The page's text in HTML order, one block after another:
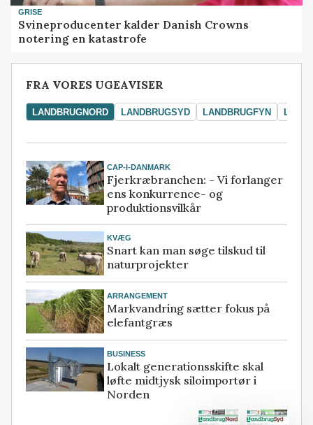
GRISE
Svineproducenter kalder Danish Crowns
notering en katastrofe
FRA VORES UGEAVISER
LANDBRUGNORD LANDBRUGSYD LANDBRUGFYN
CAP-I-DANMARK
Fjerkræbranchen: - Vi forlanger
ens konkurrence- og
produktionsvilkår
KVÆG
Snart kan man søge tilskud til
naturprojekter
ARRANGEMENT
Markvandring sætter fokus på
elefantgræs
BUSINESS
Lokalt generationsskifte skal
løfte midtjysk siloimportør i
Norden